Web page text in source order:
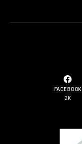
FACEBOOK
2K